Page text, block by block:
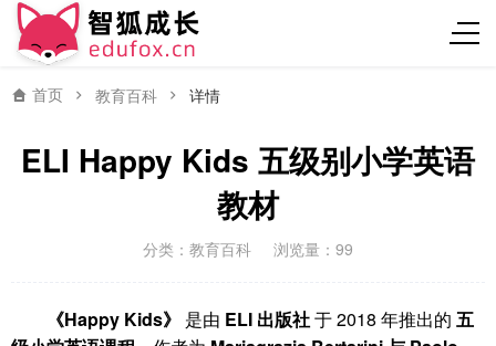
首页 教育百科 详情
ELI Happy Kids 五级别小学英语
教材
分类： 教育百科 浏览量：99
《Happy Kids》 是由 ELI 出版社于 2018 年推出的 五